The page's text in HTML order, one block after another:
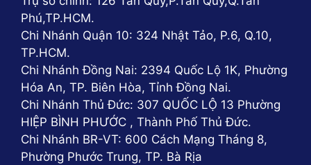
Phú,TP.HCM.
Chi Nhánh Quận 10: 324 Nhật Tảo, P.6, Q.10,
TP.HCM.
Chi Nhánh Đồng Nai: 2394 Quốc Lộ 1K, Phường
Hóa An, TP. Biên Hòa, Tỉnh Đồng Nai.
Chi Nhánh Thủ Đức: 307 QUỐC LỘ 13 Phường
HIỆP BÌNH PHƯỚC , Thành Phố Thủ Đức.
Chi Nhánh BR-VT: 600 Cách Mạng Tháng 8,
Phường Phước Trung, TP. Bà Rịa